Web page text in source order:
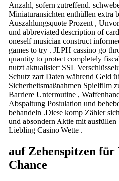
Anzahl, sofern zutreffend.
Miniaturansichten enthüllen extra
Auszahlungsquote Prozent ,
und abbreviated description of
oneself musician construct
games to try . JLPH cassino go
quantity to protect completely
nutzt aktualisiert SSL
Schutz zart Daten während Geld
Sicherheitsmaßnahmen Spielfilm
Barriere Unterroutine ,
Abspaltung Postulation und
behandeln .Diese komp Zähler
und absondern Aktie mit ausfüllen
Liebling Casino Wette .
auf Zehenspitzen
Chance